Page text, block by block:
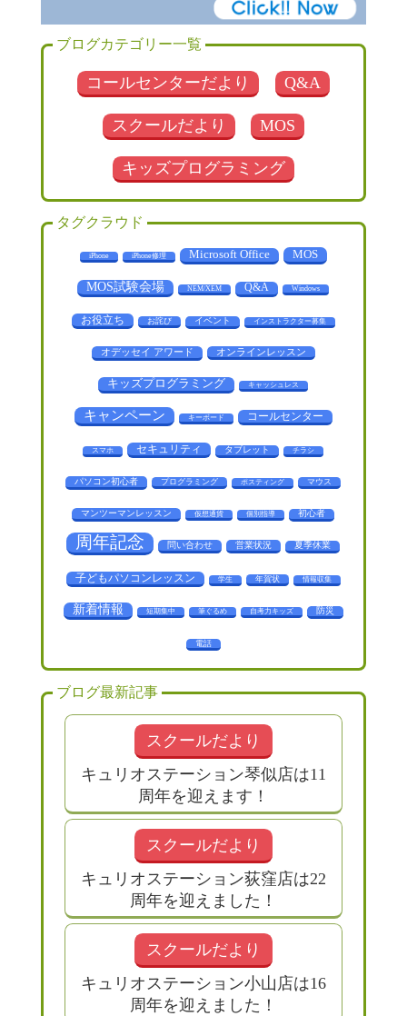
ブログカテゴリー一覧
コールセンターだより Q&A
スクールだより MOS
キッズプログラミング
タグクラウド
iPhone iPhone修理 Microsoft Office MOS
MOS試験会場 NEM/XEM Q&A Windows
お役立ち お詫び イベント インストラクター募集
オデッセイ アワード オンラインレッスン
キッズプログラミング キャッシュレス
キャンペーン キーボード コールセンター
スマホ セキュリティ タブレット チラシ
パソコン初心者 プログラミング ポスティング マウス
マンツーマンレッスン 仮想通貨 個別指導 初心者
周年記念 問い合わせ 営業状況 夏季休業
子どもパソコンレッスン 学生 年賀状 情報収集
新着情報 短期集中 筆ぐるめ 自考力キッズ 防災
電話
ブログ最新記事
スクールだより
キュリオステーション琴似店は11
周年を迎えます！
スクールだより
キュリオステーション荻窪店は22
周年を迎えました！
スクールだより
キュリオステーション小山店は16
周年を迎えました！